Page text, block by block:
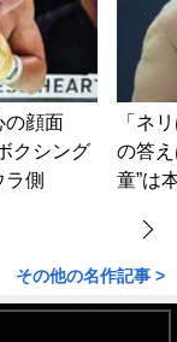
の顔面
クシング
ラ側
「ネ
の答
童”は
その他の名作記事 >